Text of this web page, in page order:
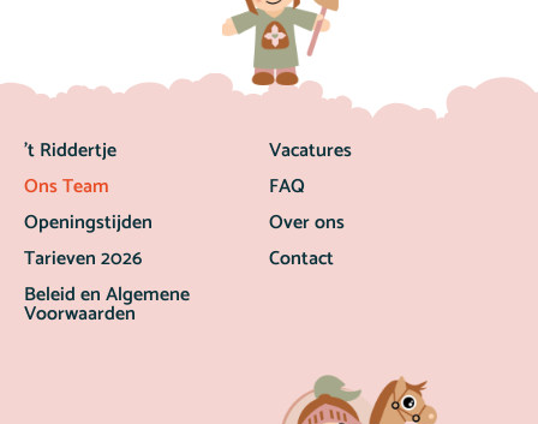
’t Riddertje
Ons Team
Openingstijden
Tarieven 2026
Beleid en Algemene
Voorwaarden
Vacatures
FAQ
Over ons
Contact